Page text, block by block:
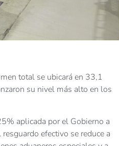
total se ubicará en 33,1
su nivel más alto en los
aplicada por el Gobierno a
efectivo se reduce a